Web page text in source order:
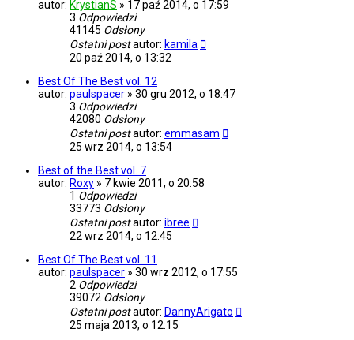
autor: KrystianS » 17 paź 2014, o 17:59
3 Odpowiedzi
41145 Odsłony
Ostatni postautor: kamila
20 paź 2014, o 13:32
Best Of The Best vol. 12
autor: paulspacer » 30 gru 2012, o 18:47
3 Odpowiedzi
42080 Odsłony
Ostatni postautor: emmasam
25 wrz 2014, o 13:54
Best of the Best vol. 7
autor: Roxy » 7 kwie 2011, o 20:58
1 Odpowiedzi
33773 Odsłony
Ostatni postautor: ibree
22 wrz 2014, o 12:45
Best Of The Best vol. 11
autor: paulspacer » 30 wrz 2012, o 17:55
2 Odpowiedzi
39072 Odsłony
Ostatni postautor: DannyArigato
25 maja 2013, o 12:15